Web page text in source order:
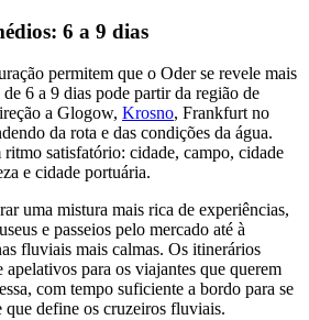
6 a 9 dias
permitem que o Oder se revele mais
6 a 9 dias pode partir da região de
a Glogow, Krosno, Frankfurt no
da rota e das condições da água.
ritmo satisfatório: cidade, campo, cidade
e cidade portuária.
uma mistura mais rica de experiências,
e passeios pelo mercado até à
fluviais mais calmas. Os itinerários
apelativos para os viajantes que querem
com tempo suficiente a bordo para se
que define os cruzeiros fluviais.